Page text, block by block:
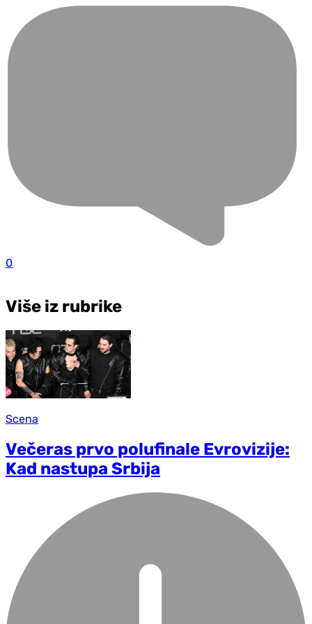
0
Više iz rubrike
Scena
Večeras prvo polufinale Evrovizije:
Kad nastupa Srbija